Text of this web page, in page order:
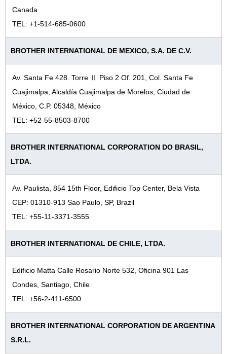
1960年代
創業～1940年代
Canada
TEL: +1-514-685-0600
BROTHER INTERNATIONAL DE MEXICO, S.A. DE C.V.
Av. Santa Fe 428. Torre Ⅱ Piso 2 Of. 201, Col. Santa Fe
Cuajimalpa, Alcaldía Cuajimalpa de Morelos, Ciudad de
México, C.P. 05348, México
TEL: +52-55-8503-8700
BROTHER INTERNATIONAL CORPORATION DO BRASIL,
LTDA.
Av. Paulista, 854 15th Floor, Edificio Top Center, Bela Vista
CEP: 01310-913 Sao Paulo, SP, Brazil
TEL: +55-11-3371-3555
BROTHER INTERNATIONAL DE CHILE, LTDA.
Edificio Matta Calle Rosario Norte 532, Oficina 901 Las
Condes, Santiago, Chile
TEL: +56-2-411-6500
BROTHER INTERNATIONAL CORPORATION DE ARGENTINA
S.R.L.